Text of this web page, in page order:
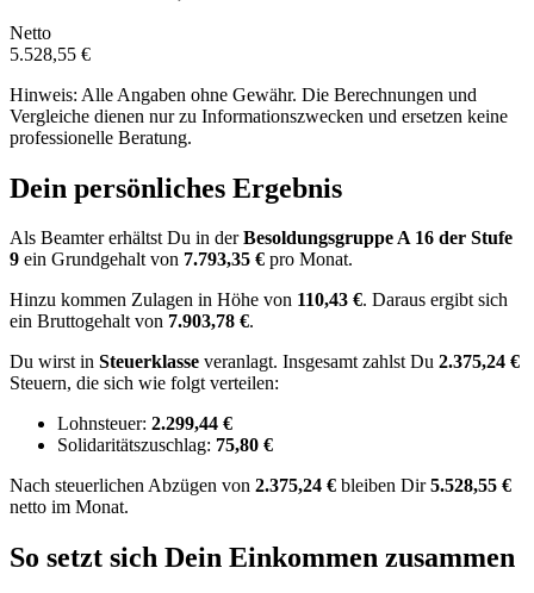
Netto
5.528,55 €
Hinweis: Alle Angaben ohne Gewähr. Die Berechnungen und
Vergleiche dienen nur zu Informationszwecken und ersetzen keine
professionelle Beratung.
Dein persönliches Ergebnis
Als Beamter erhältst Du in derBesoldungsgruppeA 16 der Stufe
9 ein Grundgehalt von 7.793,35 € pro Monat.
Hinzu kommen Zulagen in Höhe von 110,43 €. Daraus ergibt sich
ein Bruttogehalt von 7.903,78 €.
Du wirst in Steuerklasse veranlagt. Insgesamt zahlst Du 2.375,24 €
Steuern, die sich wie folgt verteilen:
Lohnsteuer: 2.299,44 €
Solidaritätszuschlag: 75,80 €
Nach steuerlichen Abzügen von 2.375,24 € bleiben Dir5.528,55 €
netto im Monat.
So setzt sich Dein Einkommen zusammen